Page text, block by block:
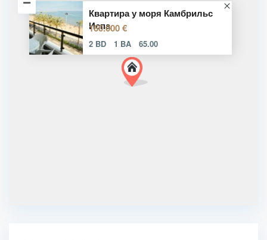
Квартира у моря Камбрильс
Испа
160.000 €
2 BD 1 BA 65.00